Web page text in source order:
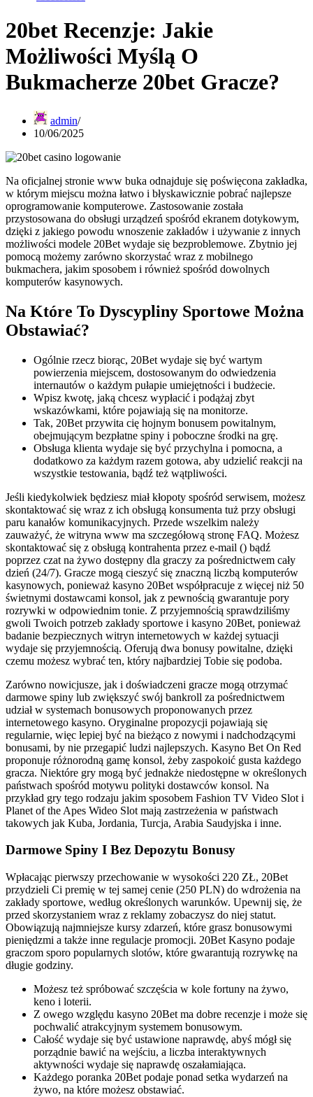
20bet Recenzje: Jakie
Możliwości Myślą O
Bukmacherze 20bet Gracze?
admin
10/06/2025
Na oficjalnej stronie www buka odnajduje się poświęcona zakładka,
w którym miejscu można łatwo i błyskawicznie pobrać najlepsze
oprogramowanie komputerowe. Zastosowanie została
przystosowana do obsługi urządzeń spośród ekranem dotykowym,
dzięki z jakiego powodu wnoszenie zakładów i używanie z innych
możliwości modele 20Bet wydaje się bezproblemowe. Zbytnio jej
pomocą możemy zarówno skorzystać wraz z mobilnego
bukmachera, jakim sposobem i również spośród dowolnych
komputerów kasynowych.
Na Które To Dyscypliny Sportowe Można
Obstawiać?
Ogólnie rzecz biorąc, 20Bet wydaje się być wartym
powierzenia miejscem, dostosowanym do odwiedzenia
internautów o każdym pułapie umiejętności i budżecie.
Wpisz kwotę, jaką chcesz wypłacić i podążaj zbyt
wskazówkami, które pojawiają się na monitorze.
Tak, 20Bet przywita cię hojnym bonusem powitalnym,
obejmującym bezpłatne spiny i poboczne środki na grę.
Obsługa klienta wydaje się być przychylna i pomocna, a
dodatkowo za każdym razem gotowa, aby udzielić reakcji na
wszystkie testowania, bądź też wątpliwości.
Jeśli kiedykolwiek będziesz miał kłopoty spośród serwisem, możesz
skontaktować się wraz z ich obsługą konsumenta tuż przy obsługi
paru kanałów komunikacyjnych. Przede wszelkim należy
zauważyć, że witryna www ma szczegółową stronę FAQ. Możesz
skontaktować się z obsługą kontrahenta przez e-mail () bądź
poprzez czat na żywo dostępny dla graczy za pośrednictwem cały
dzień (24/7). Gracze mogą cieszyć się znaczną liczbą komputerów
kasynowych, ponieważ kasyno 20Bet współpracuje z więcej niż 50
świetnymi dostawcami konsol, jak z pewnością gwarantuje pory
rozrywki w odpowiednim tonie. Z przyjemnością sprawdziliśmy
gwoli Twoich potrzeb zakłady sportowe i kasyno 20Bet, ponieważ
badanie bezpiecznych witryn internetowych w każdej sytuacji
wydaje się przyjemnością. Oferują dwa bonusy powitalne, dzięki
czemu możesz wybrać ten, który najbardziej Tobie się podoba.
Zarówno nowicjusze, jak i doświadczeni gracze mogą otrzymać
darmowe spiny lub zwiększyć swój bankroll za pośrednictwem
udział w systemach bonusowych proponowanych przez
internetowego kasyno. Oryginalne propozycji pojawiają się
regularnie, więc lepiej być na bieżąco z nowymi i nadchodzącymi
bonusami, by nie przegapić ludzi najlepszych. Kasyno Bet On Red
proponuje różnorodną gamę konsol, żeby zaspokoić gusta każdego
gracza. Niektóre gry mogą być jednakże niedostępne w określonych
państwach spośród motywu polityki dostawców konsol. Na
przykład gry tego rodzaju jakim sposobem Fashion TV Video Slot i
Planet of the Apes Wideo Slot mają zastrzeżenia w państwach
takowych jak Kuba, Jordania, Turcja, Arabia Saudyjska i inne.
Darmowe Spiny I Bez Depozytu Bonusy
Wpłacając pierwszy przechowanie w wysokości 220 ZŁ, 20Bet
przydzieli Ci premię w tej samej cenie (250 PLN) do wdrożenia na
zakłady sportowe, według określonych warunków. Upewnij się, że
przed skorzystaniem wraz z reklamy zobaczysz do niej statut.
Obowiązują najmniejsze kursy zdarzeń, które grasz bonusowymi
pieniędzmi a także inne regulacje promocji. 20Bet Kasyno podaje
graczom sporo popularnych slotów, które gwarantują rozrywkę na
długie godziny.
Możesz też spróbować szczęścia w kole fortuny na żywo,
keno i loterii.
Z owego względu kasyno 20Bet ma dobre recenzje i może się
pochwalić atrakcyjnym systemem bonusowym.
Całość wydaje się być ustawione naprawdę, abyś mógł się
porządnie bawić na wejściu, a liczba interaktywnych
aktywności wydaje się naprawdę oszałamiająca.
Każdego poranka 20Bet podaje ponad setka wydarzeń na
żywo, na które możesz obstawiać.